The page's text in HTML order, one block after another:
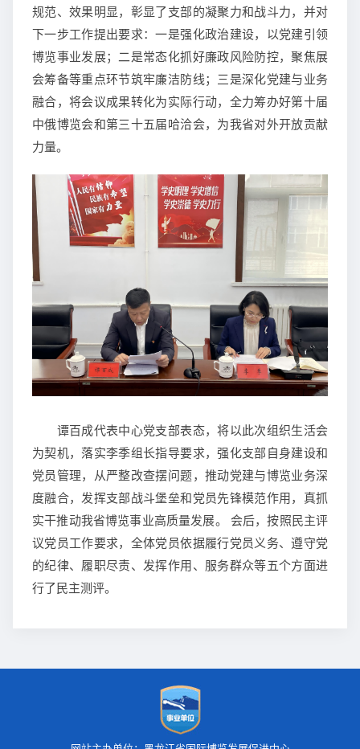
规范、效果明显，彰显了支部的凝聚力和战斗力，并对
下一步工作提出要求：一是强化政治建设，以党建引领
博览事业发展；二是常态化抓好廉政风险防控，聚焦展
会筹备等重点环节筑牢廉洁防线；三是深化党建与业务
融合，将会议成果转化为实际行动，全力筹办好第十届
中俄博览会和第三十五届哈洽会，为我省对外开放贡献
力量。
谭百成代表中心党支部表态，将以此次组织生活会
为契机，落实李季组长指导要求，强化支部自身建设和
党员管理，从严整改查摆问题，推动党建与博览业务深
度融合，发挥支部战斗堡垒和党员先锋模范作用，真抓
实干推动我省博览事业高质量发展。 会后，按照民主评
议党员工作要求，全体党员依据履行党员义务、遵守党
的纪律、履职尽责、发挥作用、服务群众等五个方面进
行了民主测评。